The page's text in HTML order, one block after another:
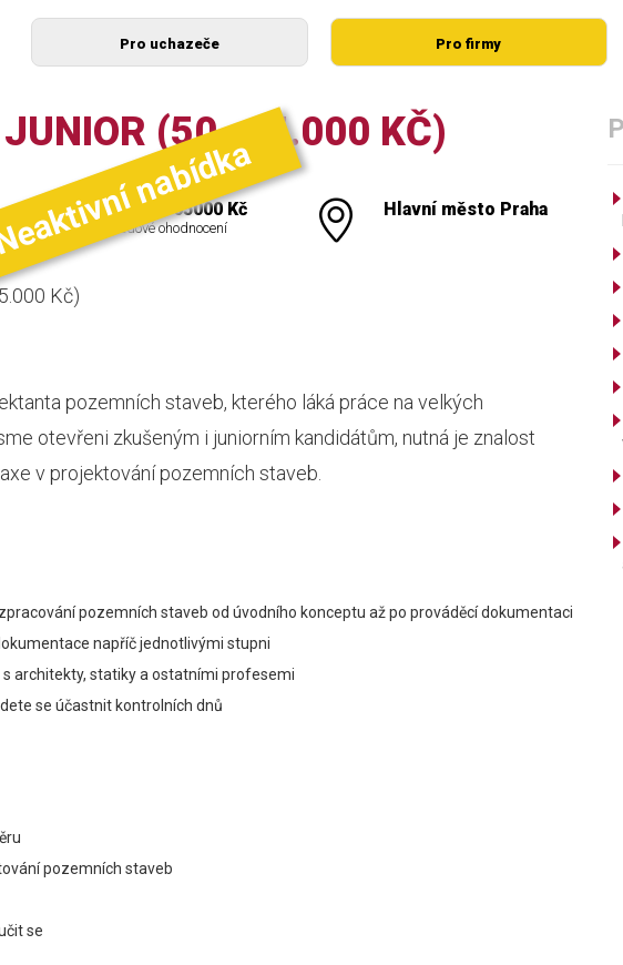
Pro uchazeče Pro firmy
(50–65.000 KČ)
nabídka
50000 - 65000 Kč
mzdové ohodnocení
Hlavní město Praha
Kč)
pozemních staveb, kterého láká práce na velkých
otevřeni zkušeným i juniorním kandidátům, nutná je znalost
v projektování pozemních staveb.
pozemních staveb od úvodního konceptu až po prováděcí dokumentaci
napříč jednotlivými stupni
architekty, statiky a ostatními profesemi
se účastnit kontrolních dnů
pozemních staveb
se